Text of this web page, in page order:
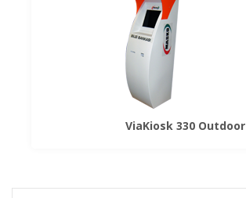
ViaKiosk 330 Outdoor